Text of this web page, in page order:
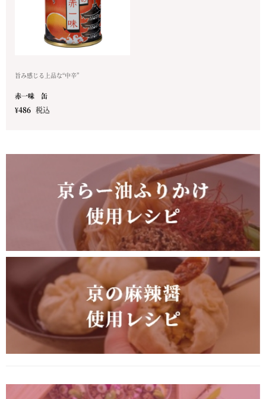
旨み感じる上品な“中辛”
赤一味 缶
¥486 税込